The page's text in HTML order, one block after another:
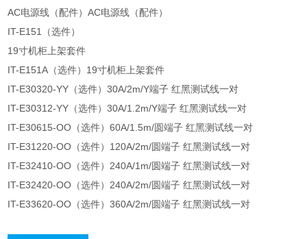
AC电源线（配件）AC电源线（配件）
IT-E151（选件）
19寸机柜上架套件
IT-E151A（选件）19寸机柜上架套件
IT-E30320-YY（选件）30A/2m/Y端子 红黑测试线一对
IT-E30312-YY（选件）30A/1.2m/Y端子 红黑测试线一对
IT-E30615-OO（选件）60A/1.5m/圆端子 红黑测试线一对
IT-E31220-OO（选件）120A/2m/圆端子 红黑测试线一对
IT-E32410-OO（选件）240A/1m/圆端子 红黑测试线一对
IT-E32420-OO（选件）240A/2m/圆端子 红黑测试线一对
IT-E33620-OO（选件）360A/2m/圆端子 红黑测试线一对